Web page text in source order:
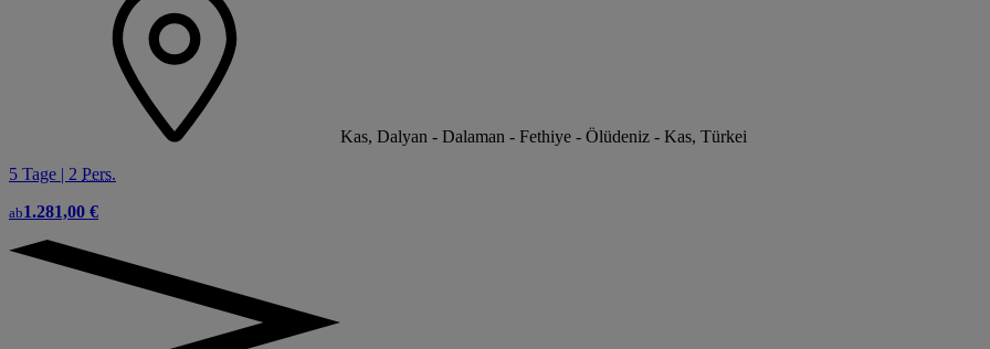
Kas, Dalyan - Dalaman - Fethiye - Ölüdeniz - Kas, Türkei
5 Tage | 2 Pers.
ab1.281,00 €